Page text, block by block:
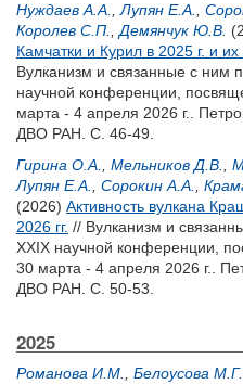
Нуждаев А.А.
Лупян Е.А.
Королев С.П.
Демянчук Ю.В.
Камчатки и Курил в 2025 г. и
Вулканизм и связанные с ним
научной конференции,
марта - 4 апреля 2026 г..
ДВО РАН. С. 46-49.
Гирина О.А.
Мельников Д.В.
Лупян Е.А.
Сорокин А.А.
(2026) Активность вулкана
2026 гг. // Вулканизм и
XXIX научной конференции,
30 марта - 4 апреля 2026 г..
ДВО РАН. С. 50-53.
2025
Романова И.М. Белоусова М.Г.